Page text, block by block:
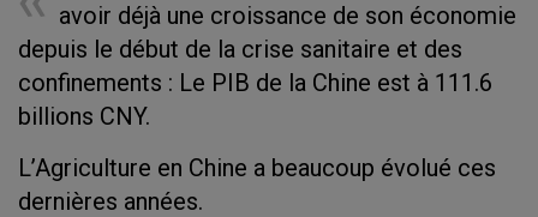
avoir déjà une croissance de son économie
depuis le début de la crise sanitaire et des
confinements : Le PIB de la Chine est à 111.6
billions CNY.
L’Agriculture en Chine a beaucoup évolué ces
dernières années.